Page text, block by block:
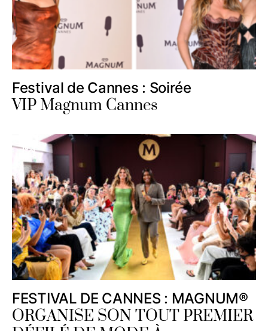
Festival de Cannes : Soirée
VIP Magnum Cannes
FESTIVAL DE CANNES : MAGNUM®
ORGANISE SON TOUT PREMIER